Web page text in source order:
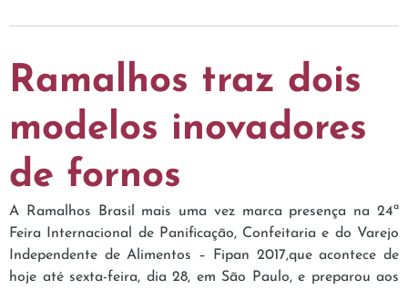
Ramalhos traz dois
modelos inovadores
de fornos
A Ramalhos Brasil mais uma vez marca presença na 24ª
Feira Internacional de Panificação, Confeitaria e do Varejo
Independente de Alimentos – Fipan 2017,que acontece de
hoje até sexta-feira, dia 28, em São Paulo, e preparou aos